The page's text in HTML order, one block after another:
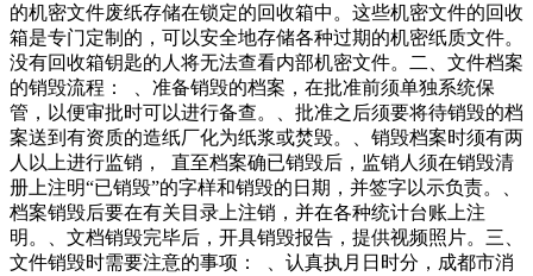
的机密文件废纸存储在锁定的回收箱中。这些机密文件的回收
箱是专门定制的，可以安全地存储各种过期的机密纸质文件。
没有回收箱钥匙的人将无法查看内部机密文件。二、文件档案
的销毁流程： 、准备销毁的档案，在批准前须单独系统保
管，以便审批时可以进行备查。、批准之后须要将待销毁的档
案送到有资质的造纸厂化为纸浆或焚毁。、销毁档案时须有两
人以上进行监销， 直至档案确已销毁后，监销人须在销毁清
册上注明“已销毁”的字样和销毁的日期，并签字以示负责。、
档案销毁后要在有关目录上注销，并在各种统计台账上注
明。、文档销毁完毕后，开具销毁报告，提供视频照片。三、
文件销毁时需要注意的事项： 、认真执月日时分，成都市消